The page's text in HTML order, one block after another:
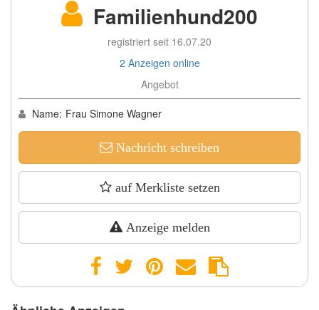
Familienhund200
registriert seit 16.07.20
2 Anzeigen online
Angebot
Name: Frau Simone Wagner
Nachricht schreiben
auf Merkliste setzen
Anzeige melden